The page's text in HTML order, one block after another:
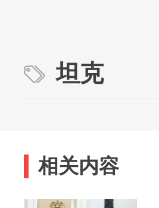
坦克
相关内容